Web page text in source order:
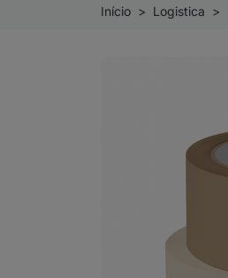
Início Logistica